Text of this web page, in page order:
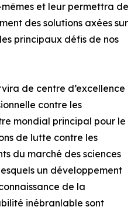
et leur permettra de
des solutions axées sur
principaux défis de nos
de centre d’excellence
contre les
mondial principal pour le
de lutte contre les
du marché des sciences
un développement
de la
inébranlable sont